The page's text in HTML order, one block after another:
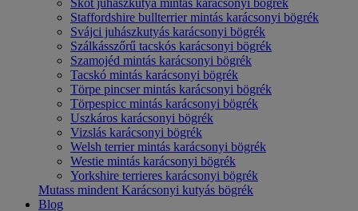
Skót juhászkutya mintás karácsonyi bögrék
Staffordshire bullterrier mintás karácsonyi bögrék
Svájci juhászkutyás karácsonyi bögrék
Szálkásszőrű tacskós karácsonyi bögrék
Szamojéd mintás karácsonyi bögrék
Tacskó mintás karácsonyi bögrék
Törpe pincser mintás karácsonyi bögrék
Törpespicc mintás karácsonyi bögrék
Uszkáros karácsonyi bögrék
Vizslás karácsonyi bögrék
Welsh terrier mintás karácsonyi bögrék
Westie mintás karácsonyi bögrék
Yorkshire terrieres karácsonyi bögrék
Mutass mindent Karácsonyi kutyás bögrék
Blog